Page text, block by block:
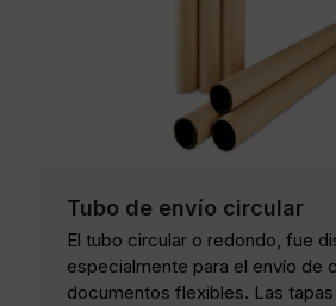
Tubo de envío circular
El tubo circular o redondo, fue
especialmente para el envío de
documentos flexibles. Las